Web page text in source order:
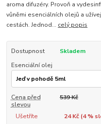
aroma difuzéry. Provoň a
vůněmi esenciálních olejů a
cestách. Jednod... celý popis
Dostupnost
Skladem
Esenciální olej
Cena před
slevou
539 Kč
Ušetříte 24 Kč (4%